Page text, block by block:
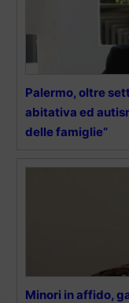
Palermo, oltre
abitativa ed
delle famiglie”
Minori in affido,